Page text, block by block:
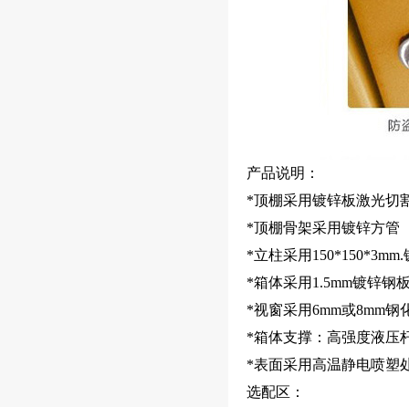
产品说明：
*顶棚采用镀锌板激光切
*顶棚骨架采用镀锌方管
*立柱采用150*150*3mm.
*箱体采用1.5mm镀锌钢
*视窗采用6mm或8mm钢
*箱体支撑：高强度液压
*表面采用高温静电喷塑
选配区：